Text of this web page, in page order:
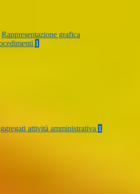
Rappresentazione grafica
1
attività amministrativa 1